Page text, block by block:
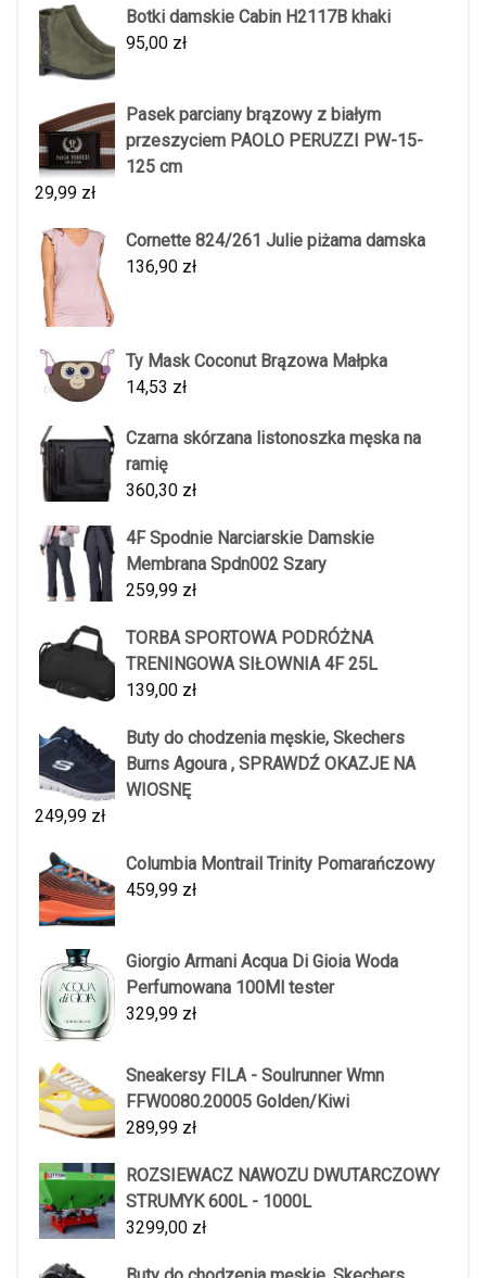
Botki damskie Cabin H2117B khaki
95,00 zł
Pasek parciany brązowy z białym
przeszyciem PAOLO PERUZZI PW-15-
125 cm
29,99 zł
Cornette 824/261 Julie piżama damska
136,90 zł
Ty Mask Coconut Brązowa Małpka
14,53 zł
Czarna skórzana listonoszka męska na
ramię
360,30 zł
4F Spodnie Narciarskie Damskie
Membrana Spdn002 Szary
259,99 zł
TORBA SPORTOWA PODRÓŻNA
TRENINGOWA SIŁOWNIA 4F 25L
139,00 zł
Buty do chodzenia męskie, Skechers
Burns Agoura , SPRAWDŹ OKAZJE NA
WIOSNĘ
249,99 zł
Columbia Montrail Trinity Pomarańczowy
459,99 zł
Giorgio Armani Acqua Di Gioia Woda
Perfumowana 100Ml tester
329,99 zł
Sneakersy FILA - Soulrunner Wmn
FFW0080.20005 Golden/Kiwi
289,99 zł
ROZSIEWACZ NAWOZU DWUTARCZOWY
STRUMYK 600L - 1000L
3299,00 zł